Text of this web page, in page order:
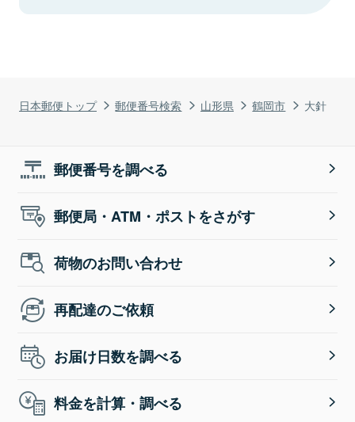
日本郵便トップ 郵便番号検索 山形県 鶴岡市 大針
郵便番号を調べる
郵便局・ATM・ポストをさがす
荷物のお問い合わせ
再配達のご依頼
お届け日数を調べる
料金を計算・調べる